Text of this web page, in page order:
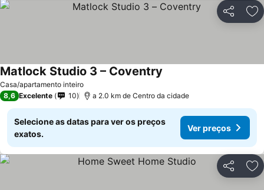
Partilhar
Casa/apartamento inteiro
Matlock Studio 3 – Coventry
8,6 Excelente 10 a 2.0 km de Centro da cidade
Selecione as datas para ver os preços
exatos.
Ver preços
Partilhar